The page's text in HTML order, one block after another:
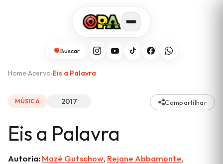
Buscar
Home›Acervo›Eis a Palavra
MÚSICA 2017 Compartilhar
Eis a Palavra
Autoria:Mazé Gutschow, Rejane Abbamonte,